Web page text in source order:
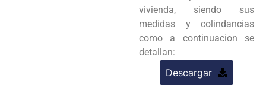
vivienda, siendo sus
medidas y colindancias
como a continuacion se
detallan:
Descargar